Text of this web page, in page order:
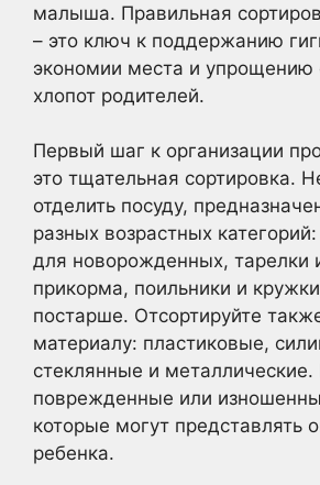
малыша. Правильная
– это ключ к поддержанию
экономии места и
хлопот родителей.
Первый шаг к организации
это тщательная сортировка.
отделить посуду,
разных возрастных
для новорожденных, тарелки
прикорма, поильники и
постарше. Отсортируйте
материалу: пластиковые,
стеклянные и
поврежденные или
которые могут представлять
ребенка.